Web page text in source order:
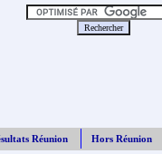
Réunion Hors Réunion